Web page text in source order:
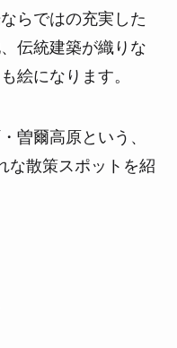
らではの充実した
伝統建築が織りな
絵になります。
曽爾高原という、
な散策スポットを紹